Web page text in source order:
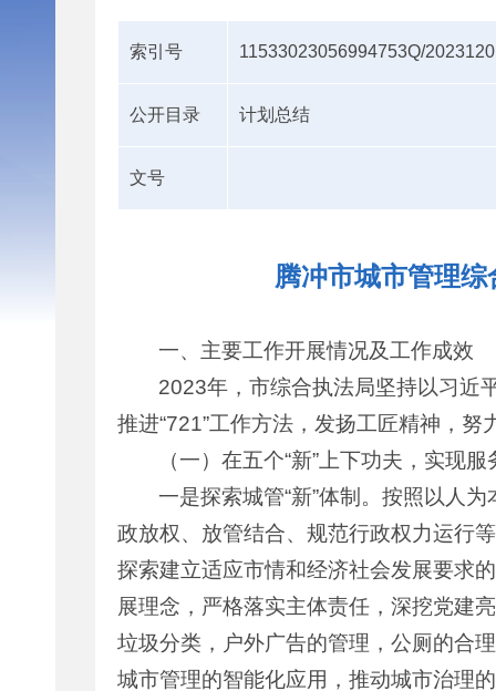
索引号 11533023056994753Q/
公开目录 计划总结
文号
腾冲市城市管理
一、主要工作开展情况及工作成效
2023年，市综合执法局坚持以习近
推进“721”工作方法，发扬工匠精神，
（一）在五个“新”上下功夫，实现
一是探索城管“新”体制。按照以人
政放权、放管结合、规范行政权力运行
探索建立适应市情和经济社会发展要求
展理念，严格落实主体责任，深挖党建
垃圾分类，户外广告的管理，公厕的合
城市管理的智能化应用，推动城市治理